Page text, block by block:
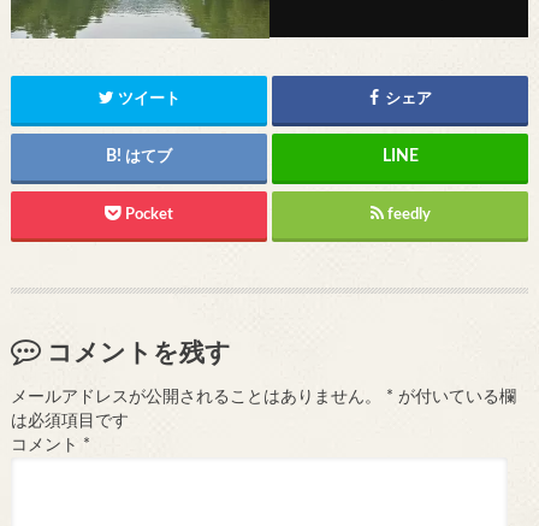
ツイート シェア
はてブ
Pocket feedly
コメントを残す
メールアドレスが公開されることはありません。 * が付いている欄
は必須項目です
コメント *